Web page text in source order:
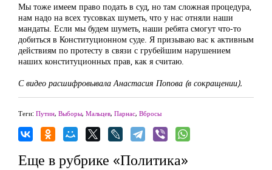
Мы тоже имеем право подать в суд, но там сложная процедура,
нам надо на всех тусовках шуметь, что у нас отняли наши
мандаты. Если мы будем шуметь, наши ребята смогут что-то
добиться в Конституционном суде. Я призываю вас к активным
действиям по протесту в связи с грубейшим нарушением
наших конституционных прав, как я считаю.
С видео расшифровывала Анастасия Попова (в сокращении).
Теги: Путин, Выборы, Мальцев, Парнас, Вбросы
Еще в рубрике «Политика»